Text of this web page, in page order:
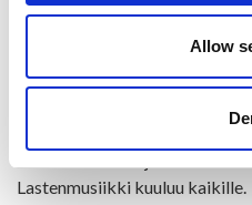
Allow
heinäkuussa.
Lastenmusiikkia
palvelukeskuksessa
Iltapäivällä lauletaan
Lastenmusiikki kuuluu kaikille.